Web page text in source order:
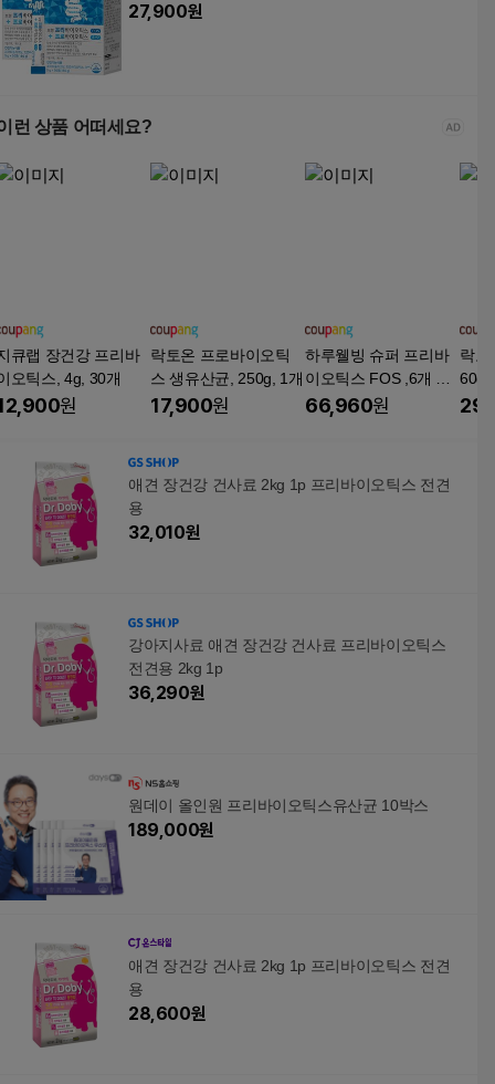
27,900원
런 상품 어떠세요?
큐랩 장건강 프리바
오틱스, 4g, 30개
원
락토온 프로바이오틱
스 생유산균, 250g, 1개
17,900원
하루웰빙 슈퍼 프리바
이오틱스 FOS ,6개 유
산균먹이 프락토 갈락
66,960원
락토
60g,
애견 장건강 건사료 2kg 1p 프리바이오틱스 전견
용
32,010원
강아지사료 애견 장건강 건사료 프리바이오틱스
전견용 2kg 1p
36,290원
원데이 올인원 프리바이오틱스유산균 10박스
189,000원
애견 장건강 건사료 2kg 1p 프리바이오틱스 전견
용
28,600원